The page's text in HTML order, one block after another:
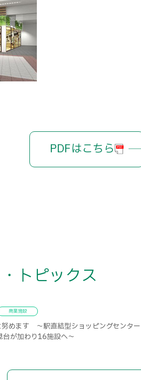
PDFはこちら
トピックス
商業施設
めます ～駅直結型ショッピングセンタ
台が加わり16施設へ～